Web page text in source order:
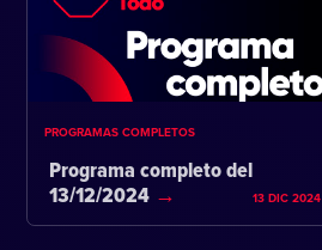
PROGRAMAS COMPLETOS
Programa completo del
13/12/2024
13 DIC 2024